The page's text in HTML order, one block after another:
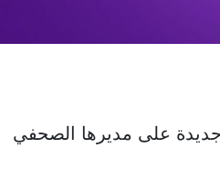
على مديرها الصحفي